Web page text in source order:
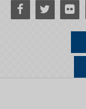
Facebook
Twitter Flickr